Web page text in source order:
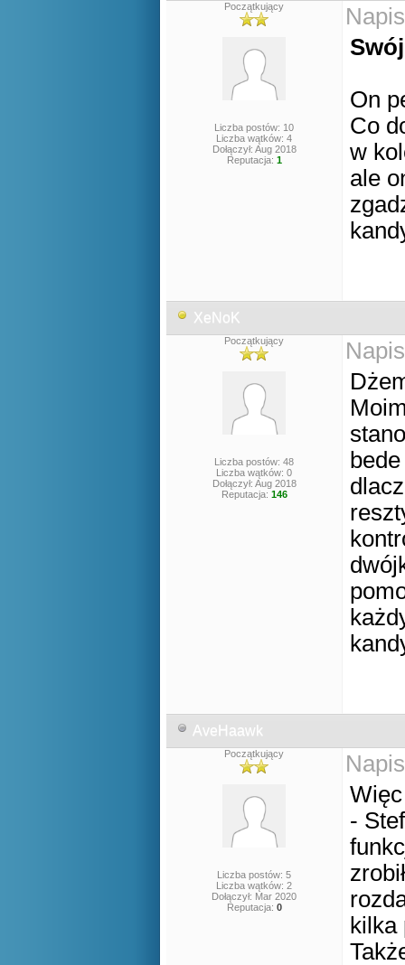
Początkujący
Liczba postów: 10
Liczba wątków: 4
Dołączył: Aug 2018
Reputacja: 1
On
Co
w
ale
XeNoK
Początkujący
Liczba postów: 48
Liczba wątków: 0
Dołączył: Aug 2018
Reputacja: 146
AveHaawk
Początkujący
Liczba postów: 5
Liczba wątków: 2
Dołączył: Mar 2020
Reputacja: 0
-
kilka